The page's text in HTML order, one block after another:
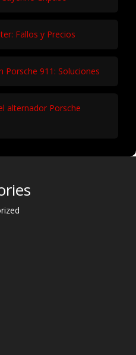
Fallos y Precios
Porsche 911: Soluciones
alternador Porsche